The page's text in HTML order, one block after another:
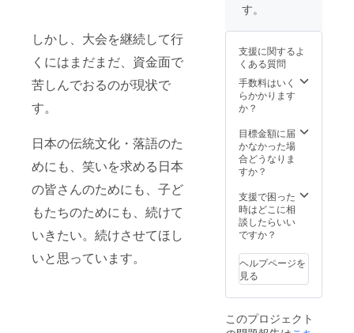
しかし、大会を継続して行
くにはまだまだ、資金面で
苦しんでおるのが現状で
す。
日本の伝統文化・落語のた
めにも、笑いを求める日本
の皆さんのためにも、子ど
もたちのためにも、続けて
いきたい。続けさせてほし
いと思っています。
セージ
れるか
はおま
かせと
なりま
す。 ※
様の
メール
アドレ
スが必
りま
す。 ・
動画、
ボイス
容: ご
支援に
対する
お礼の
メッ
す。
支援に関するよ
くある質問
手数料はいく
らかかります
か？
目標金額に届
かなかった場
合どうなりま
すか？
支援で困った
時はどこに相
談したらいい
ですか？
ヘルプページを
見る
このプロジェクト